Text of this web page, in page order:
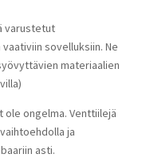
varustetut
sovelluksiin. Ne
materiaalien
ongelma. Venttiilejä
ja
asti.